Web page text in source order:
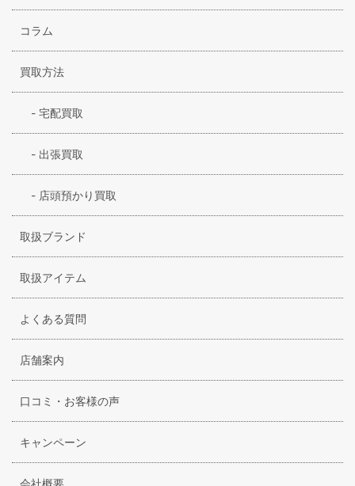
5.個人情報の開示・訂正・削除
個人情報の開示・訂正・削除の請求があった場合、本人確認の
上、速やかに対応いたします。
ング(以下「当社」)が提供するサービス(以下「本サービス」)のご
利用条件を定めるものです。 お客様には本規約に則り本サービス
をご利用いただきます。お客様のお品物を当社がお預かりした時
点で本規約に同意したものといたします。
第1条 「目的」
本規約は、お品物をお売りくださるお客様(以下「お客様」)当社
との間でお取引するにあたり、双方の権利及び義務関係を明確に
することを目的とします。
第2条 「宅配買取ご利用時のお品物の梱包について」
お客様によりお品物をお送りいただく際、お品物の破損等が発生
しないよう最善の方法で梱包をしていただきます。明らかに不十
分な梱包の状態でお品物に破損があった場合には、当社での保障
はいたしかねますのでご了承ください。
第3条 「査定について」
（1）本サービスでは、買取させていただくお品物に直接触れて
拝見した上での査定となります。
（2）買取ご依頼のお品物が未開封や新品の場合でも、動作確
認・物品確認の為に開封いたします。開封後に買取ご依頼のお品
物のご返却が発生した場合でも、開封等についての責任は一切負
いかねます。
（3）「お品物の個数」は、当社にて個数を数えた時点での数
コラム
買取方法
- 宅配買取
- 出張買取
- 店頭預かり買取
取扱ブランド
取扱アイテム
よくある質問
店舗案内
口コミ・お客様の声
キャンペーン